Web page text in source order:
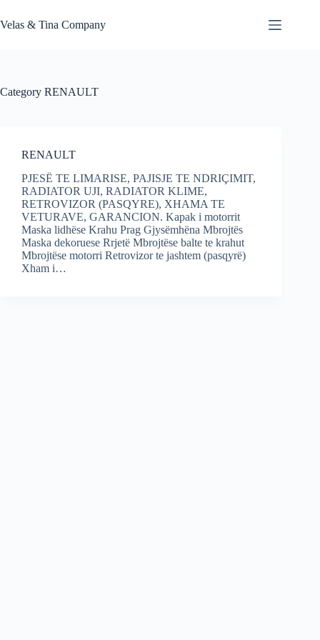
to
content
Velas & Tina Company
Category RENAULT
RENAULT
PJESË TE LIMARISE, PAJISJE TE NDRIÇIMIT,
RADIATOR UJI, RADIATOR KLIME,
RETROVIZOR (PASQYRE), XHAMA TE
VETURAVE, GARANCION. Kapak i motorrit
Maska lidhëse Krahu Prag Gjysëmhëna Mbrojtës
Maska dekoruese Rrjetë Mbrojtëse balte te krahut
Mbrojtëse motorri Retrovizor te jashtem (pasqyrë)
Xham i…